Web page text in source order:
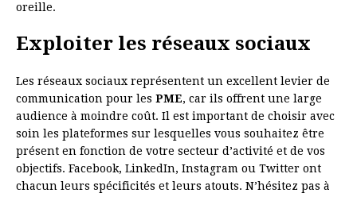
oreille.
Exploiter les réseaux sociaux
Les réseaux sociaux représentent un excellent levier de
communication pour les PME, car ils offrent une large
audience à moindre coût. Il est important de choisir avec
soin les plateformes sur lesquelles vous souhaitez être
présent en fonction de votre secteur d’activité et de vos
objectifs. Facebook, LinkedIn, Instagram ou Twitter ont
chacun leurs spécificités et leurs atouts. N’hésitez pas à